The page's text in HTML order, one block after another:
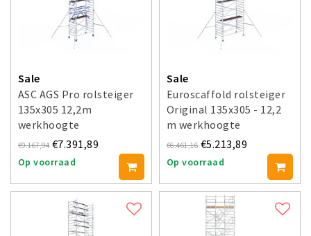
Sale
ASC AGS Pro rolsteiger
135x305 12,2m
werkhoogte
voorloopleuning dubbel
€9.167,94 €7.391,89
Op voorraad
Sale
Euroscaffold rolsteiger
Original 135x305 - 12,2
m werkhoogte
€6.461,16 €5.213,89
Op voorraad